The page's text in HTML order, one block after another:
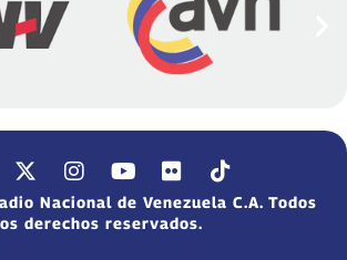
Nacional de Venezuela C.A. Todos
derechos reservados.